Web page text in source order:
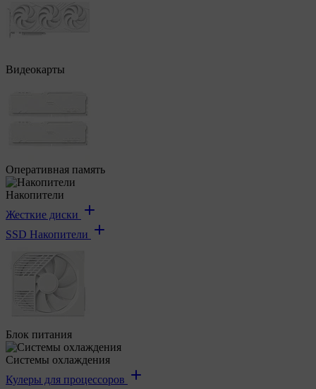
Видеокарты
Оперативная память
Накопители
Жесткие диски
SSD Накопители
Блок питания
Системы охлаждения
Кулеры для процессоров